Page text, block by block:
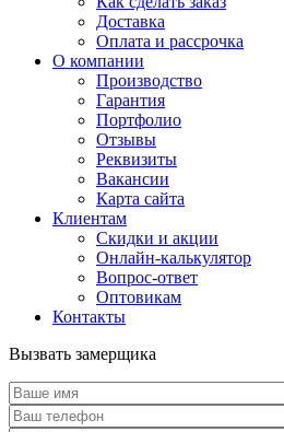
Доставка
Оплата и рассрочка
О компании
Производство
Гарантия
Портфолио
Отзывы
Реквизиты
Вакансии
Карта сайта
Клиентам
Скидки и акции
Онлайн-калькулятор
Вопрос-ответ
Оптовикам
Контакты
Вызвать замерщика